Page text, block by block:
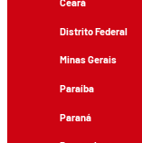
Distrito Federal
Minas Gerais
Paraíba
Paraná